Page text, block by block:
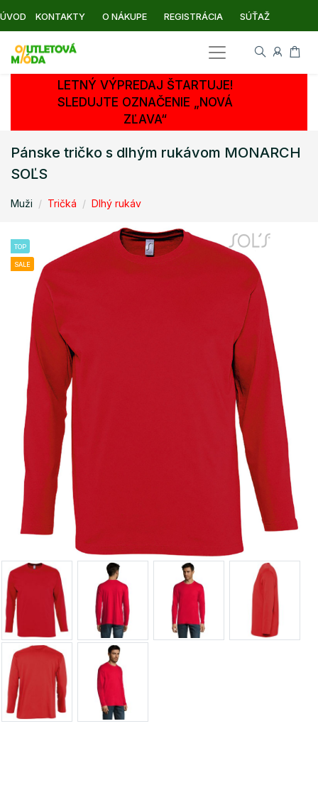
ÚVOD KONTAKTY O NÁKUPE REGISTRÁCIA SÚŤAŽ
LETNÝ VÝPREDAJ ŠTARTUJE!
SLEDUJTE OZNAČENIE „NOVÁ
ZĽAVA“
Pánske tričko s dlhým rukávom MONARCH
SOĽS
Muži Tričká Dlhý rukáv
TOP
SALE